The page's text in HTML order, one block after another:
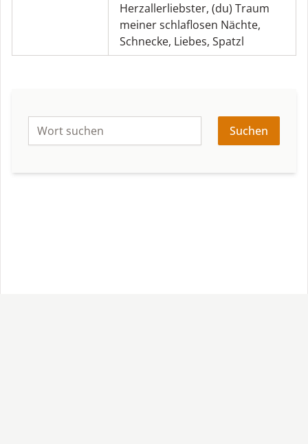
Herzallerliebster, (du) Traum
meiner schlaflosen Nächte,
Schnecke, Liebes, Spatzl
Suchen